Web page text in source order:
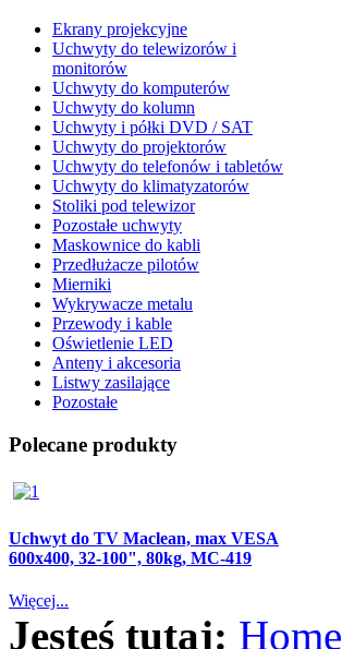
Ekrany projekcyjne
Uchwyty do telewizorów i
monitorów
Uchwyty do komputerów
Uchwyty do kolumn
Uchwyty i półki DVD / SAT
Uchwyty do projektorów
Uchwyty do telefonów i tabletów
Uchwyty do klimatyzatorów
Stoliki pod telewizor
Pozostałe uchwyty
Maskownice do kabli
Przedłużacze pilotów
Mierniki
Wykrywacze metalu
Przewody i kable
Oświetlenie LED
Anteny i akcesoria
Listwy zasilające
Pozostałe
Polecane produkty
Uchwyt do TV Maclean, max VESA
600x400, 32-100", 80kg, MC-419
Więcej...
Jesteś tutaj: Home